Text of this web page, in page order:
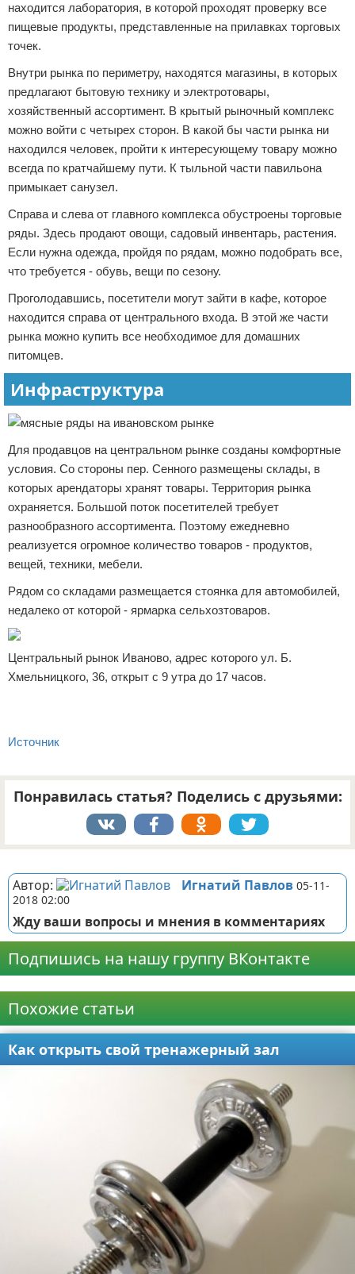
находится лаборатория, в которой проходят проверку все
пищевые продукты, представленные на прилавках торговых
точек.
Внутри рынка по периметру, находятся магазины, в которых
предлагают бытовую технику и электротовары,
хозяйственный ассортимент. В крытый рыночный комплекс
можно войти с четырех сторон. В какой бы части рынка ни
находился человек, пройти к интересующему товару можно
всегда по кратчайшему пути. К тыльной части павильона
примыкает санузел.
Справа и слева от главного комплекса обустроены торговые
ряды. Здесь продают овощи, садовый инвентарь, растения.
Если нужна одежда, пройдя по рядам, можно подобрать все,
что требуется - обувь, вещи по сезону.
Проголодавшись, посетители могут зайти в кафе, которое
находится справа от центрального входа. В этой же части
рынка можно купить все необходимое для домашних
питомцев.
Инфраструктура
Для продавцов на центральном рынке созданы комфортные
условия. Со стороны пер. Сенного размещены склады, в
которых арендаторы хранят товары. Территория рынка
охраняется. Большой поток посетителей требует
разнообразного ассортимента. Поэтому ежедневно
реализуется огромное количество товаров - продуктов,
вещей, техники, мебели.
Рядом со складами размещается стоянка для автомобилей,
недалеко от которой - ярмарка сельхозтоваров.
Центральный рынок Иваново, адрес которого ул. Б.
Хмельницкого, 36, открыт с 9 утра до 17 часов.
Источник
Понравилась статья? Поделись с друзьями:
Автор: Игнатий Павлов 05-11-
2018 02:00
Жду ваши вопросы и мнения в комментариях
Подпишись на нашу группу ВКонтакте
Похожие статьи
Как открыть свой тренажерный зал